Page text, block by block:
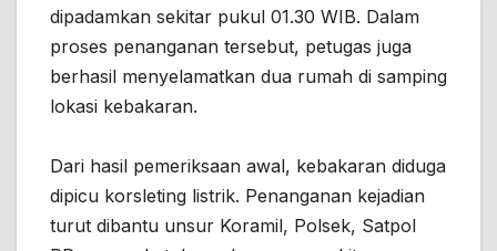
dipadamkan sekitar pukul 01.30 WIB. Dalam
proses penanganan tersebut, petugas juga
berhasil menyelamatkan dua rumah di samping
lokasi kebakaran.
Dari hasil pemeriksaan awal, kebakaran diduga
dipicu korsleting listrik. Penanganan kejadian
turut dibantu unsur Koramil, Polsek, Satpol